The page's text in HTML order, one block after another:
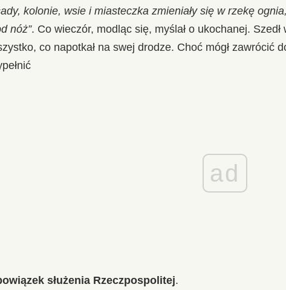
kolonie, wsie i miasteczka zmieniały się w rzekę
nóż”. Co wieczór, modląc się, myślał o ukochanej.
co napotkał na swej drodze. Choć mógł zawrócić
ad
służenia Rzeczpospolitej.